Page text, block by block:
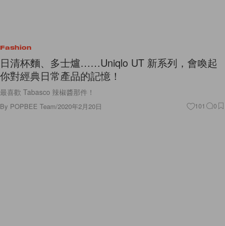
Fashion
日清杯麵、多士爐……Uniqlo UT 新系列，會喚起
你對經典日常產品的記憶！
最喜歡 Tabasco 辣椒醬那件！
By POPBEE Team/2020年2月20日 101 0